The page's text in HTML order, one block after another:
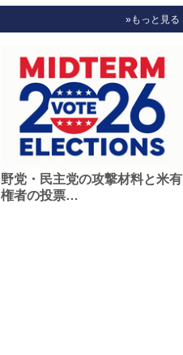
»もっと見る
野党・民主党の攻撃材料と米有
権者の投票…